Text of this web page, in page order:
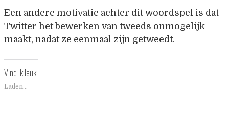
Een andere motivatie achter dit woordspel is dat
Twitter het bewerken van tweeds onmogelijk
maakt, nadat ze eenmaal zijn getweedt.
Vind ik leuk:
Laden...